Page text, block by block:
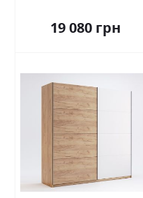
19 080 грн